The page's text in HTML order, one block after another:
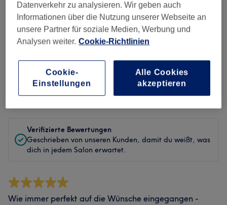
Bewertungen filtern
Behandlung Alle Bewertungen
Bewertung Nach Sternen filtern
Verifizierte Bewertungen
Geschrieben von unseren Kunden, damit du weißt, was
dich in jedem Salon erwartet.
Wie immer perfekt auf die Wünsche eingegangen -
Datenverkehr zu analysieren. Wir geben auch
Informationen über die Nutzung unserer Webseite an
unsere Partner für soziale Medien, Werbung und
Analysen weiter. Cookie-Richtlinien
Cookie-
Einstellungen
Alle Cookies
akzeptieren